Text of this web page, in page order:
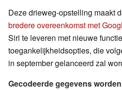
Deze drieweg-opstelling maakt
bredere overeenkomst met
Siri te leveren met nieuwe
toegankelijkheidsopties, die
in september gelanceerd zal
Gecodeerde gegevens